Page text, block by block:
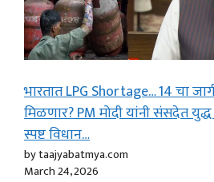
भारतात LPG Shortage… 14 चा
मिळणार? PM मोदी यांनी संसदेत युद्ध
स्पष्ट विधान…
by taajyabatmya.com
March 24, 2026